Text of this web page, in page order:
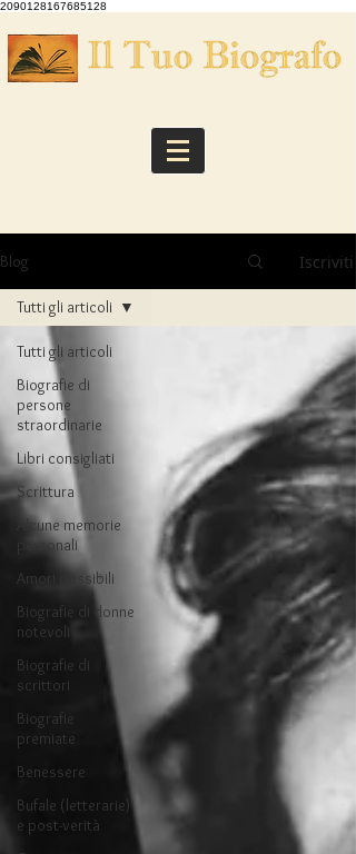
2090128167685128
Blog Iscriviti
Tutti gli articoli
Biografie di
persone
straordinarie
Libri consigliati
Scrittura
Alcune memorie
personali
Amori possibili
Biografie di donne
notevoli
Biografie di
scrittori
Biografie
premiate
Benessere
Bufale (letterarie)
e post-verità
Tutti gli articoli